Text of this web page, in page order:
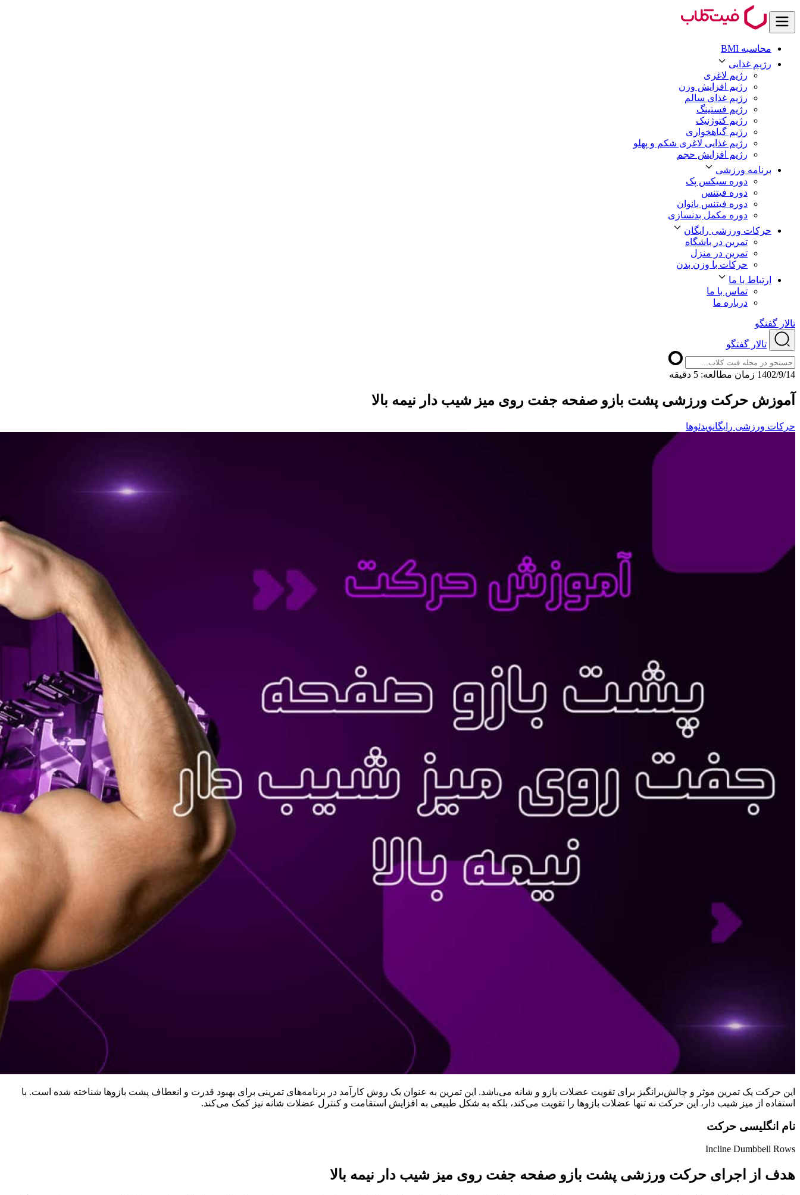
محاسبه BMI
رژیم غذایی
رژیم لاغری
رژیم افزایش وزن
رژیم غذای سالم
رژیم فستینگ
رژیم کتوژنیک
رژیم گیاهخواری
رژیم غذایی لاغری شکم و پهلو
رژیم افزایش حجم
برنامه ورزشی
دوره سیکس پک
دوره فیتنس
دوره فیتنس بانوان
دوره مکمل بدنسازی
حرکات ورزشی رایگان
تمرین در باشگاه
تمرین در منزل
حرکات با وزن بدن
ارتباط با ما
تماس با ما
درباره ما
تالار گفتگو
تالار گفتگو
1402/9/14 ﺯﻣﺎﻥ ﻣﻄﺎﻟﻌﻪ: 5 دقیقه
آموزش حرکت ورزشی پشت بازو صفحه جفت روی میز شیب دار نیمه بالا
حرکات ورزشی رایگانویدئوها
این حرکت یک تمرین موثر و چالش‌برانگیز برای تقویت عضلات بازو و شانه می‌باشد. این تمرین به عنوان یک روش کارآمد در برنامه‌های تمرینی برای بهبود قدرت و انعطاف پشت بازوها شناخته شده است. با
استفاده از میز شیب دار، این حرکت نه تنها عضلات بازوها را تقویت می‌کند، بلکه به شکل طبیعی به افزایش استقامت و کنترل عضلات شانه نیز کمک می‌کند.
نام انگلیسی حرکت
Incline Dumbbell Rows
هدف از اجرای حرکت ورزشی پشت بازو صفحه جفت روی میز شیب دار نیمه بالا